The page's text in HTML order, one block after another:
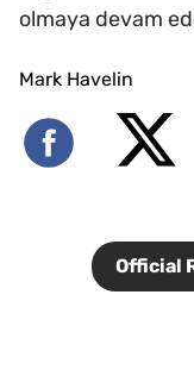
olmaya devam
Mark Havelin
Official